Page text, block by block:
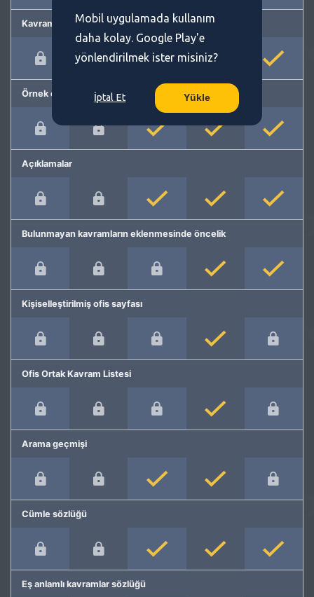
Kavram önerme
Örnek cümleler
Açıklamalar
Bulunmayan kavramların eklenmesinde öncelik
Kişiselleştirilmiş ofis sayfası
Ofis Ortak Kavram Listesi
Arama geçmişi
Cümle sözlüğü
Eş anlamlı kavramlar sözlüğü
Mobil uygulamada kullanım
daha kolay. Google Play'e
yönlendirilmek ister misiniz?
İptal Et Yükle